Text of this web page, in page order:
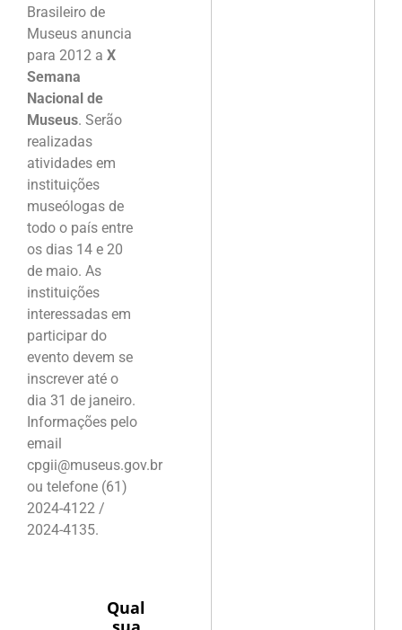
Brasileiro de
Museus anuncia
para 2012 a X
Semana
Nacional de
Museus. Serão
realizadas
atividades em
instituições
museólogas de
todo o país entre
os dias 14 e 20
de maio. As
instituições
interessadas em
participar do
evento devem se
inscrever até o
dia 31 de janeiro.
Informações pelo
email
cpgii@museus.gov.br
ou telefone (61)
2024-4122 /
2024-4135.
Qual